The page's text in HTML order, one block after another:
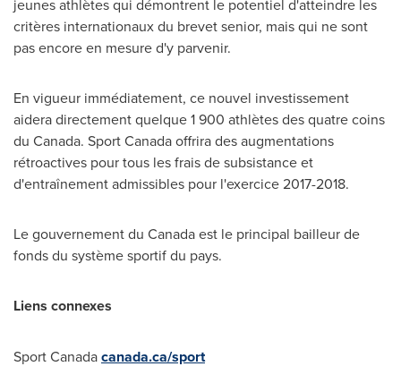
jeunes athlètes qui démontrent le potentiel d'atteindre les
critères internationaux du brevet senior, mais qui ne sont
pas encore en mesure d'y parvenir.
En vigueur immédiatement, ce nouvel investissement
aidera directement quelque 1 900 athlètes des quatre coins
du Canada. SportCanadaoffrira des augmentations
rétroactives pour tous les frais de subsistance et
d'entraînement admissibles pour l'exercice 2017-2018.
Le gouvernement du Canadaest le principal bailleur de
fonds du système sportif du pays.
Liens connexes
SportCanadacanada.ca/sport